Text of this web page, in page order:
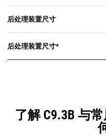
后处理装置尺寸
后处理装置尺寸*
了解 C9.3B 与